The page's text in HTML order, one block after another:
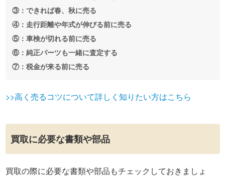
③：できれば春、秋に売る
④：走行距離や年式が伸びる前に売る
⑤：車検が切れる前に売る
⑥：純正パーツも一緒に査定する
⑦：税金が来る前に売る
>>高く売るコツについて詳しく知りたい方はこちら
買取に必要な書類や部品
買取の際に必要な書類や部品もチェックしておきましょ